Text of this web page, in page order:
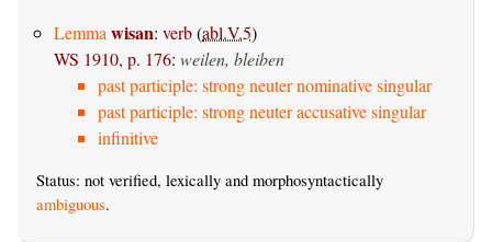
Lemma wisan: verb(abl.V.5)
WS 1910, p. 176: weilen, bleiben
past participle: strong neuter nominative singular
past participle: strong neuter accusative singular
infinitive
Status: not verified, lexically and morphosyntactically
ambiguous.